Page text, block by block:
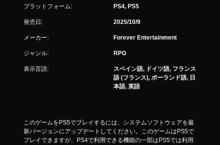
プラットフォーム: PS4, PS5
発売日: 2025/10/9
メーカー: Forever Entertainment
ジャンル: RPG
表示言語:
スペイン語, ドイツ語, フランス
語 (フランス), ポーランド語, 日
本語, 英語
このゲームをPS5でプレイするには、システムソフトウェアを最
新バージョンにアップデートしてください。このゲームはPS5で
プレイできますが、PS4で利用できる機能の一部はPS5では利用